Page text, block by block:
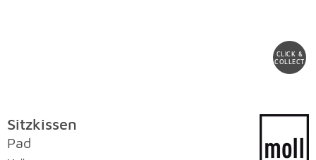
CLICK &
COLLECT
Sitzkissen
Pad